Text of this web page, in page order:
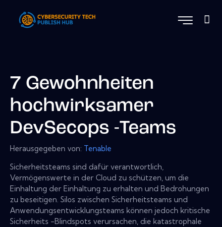
7 Gewohnheiten
hochwirksamer
DevSecops -Teams
Herausgegeben von: Tenable
Sicherheitsteams sind dafür verantwortlich,
Vermögenswerte in der Cloud zu schützen, um die
Einhaltung der Einhaltung zu erhalten und Bedrohungen
zu beseitigen. Silos zwischen Sicherheitsteams und
Anwendungsentwicklungsteams können jedoch kritische
Sicherheits -Blindspots verursachen, die katastrophale